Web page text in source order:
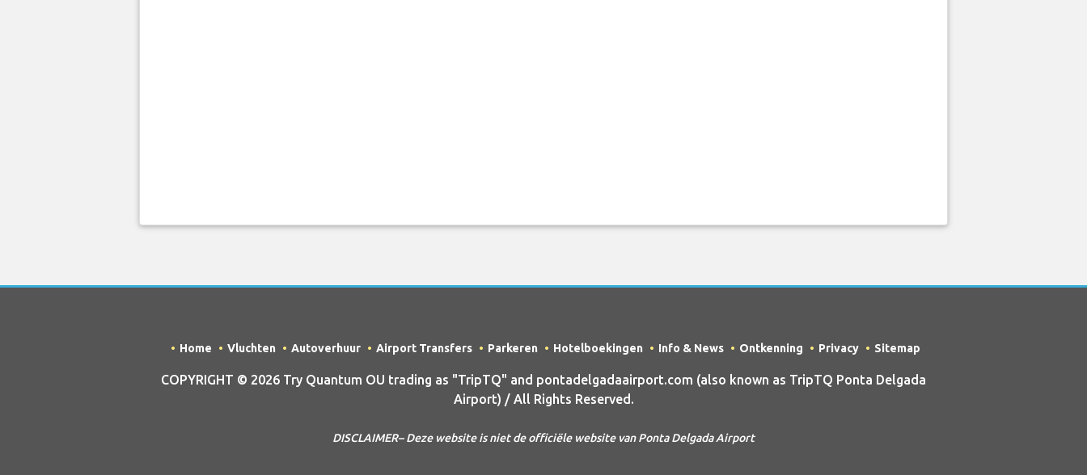
Home Vluchten Autoverhuur Airport Transfers Parkeren Hotelboekingen Info & News Ontkenning Privacy Sitemap
COPYRIGHT © 2026 Try Quantum OU trading as "TripTQ" and pontadelgadaairport.com (also known as TripTQ Ponta Delgada
Airport) / All Rights Reserved.
DISCLAIMER– Deze website is niet de officiële website van Ponta Delgada Airport